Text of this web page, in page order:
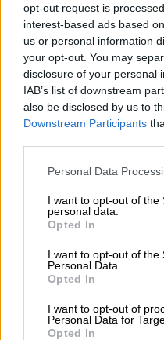
opt-out request is
interest-based ads based
us or personal information
your opt-out. You may
disclosure of your personal
IAB’s list of downstream
also be disclosed by us to
Downstream Participants
Personal Data
I want to opt-out of the
personal data.
Opted In
I want to opt-out of the
Personal Data.
Opted In
I want to opt-out of
Personal Data for
Opted In
Gascó acuerda
Senado para
pobreza infantil
Marisa Prieto
Más artículos de este autor